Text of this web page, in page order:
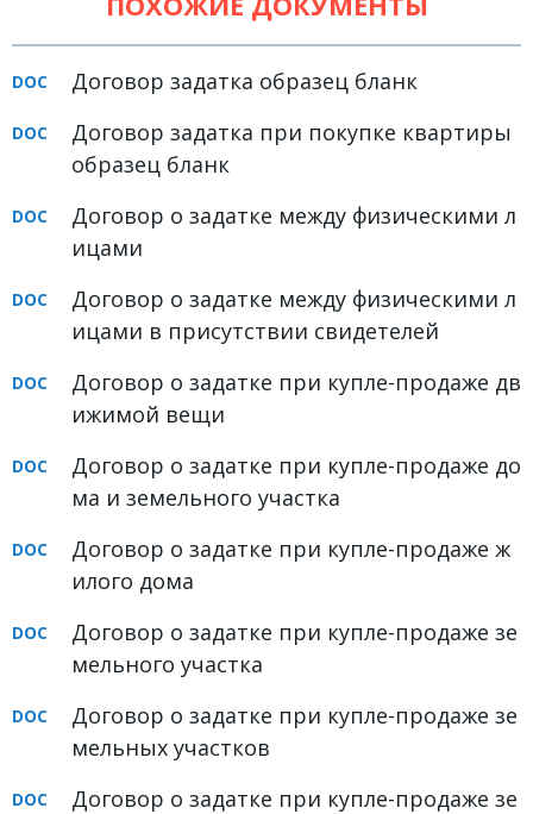
Договор задатка образец бланк
Договор задатка при покупке квартиры
образец бланк
Договор о задатке между физическими л
ицами
Договор о задатке между физическими л
ицами в присутствии свидетелей
Договор о задатке при купле-продаже дв
ижимой вещи
Договор о задатке при купле-продаже до
ма и земельного участка
Договор о задатке при купле-продаже ж
илого дома
Договор о задатке при купле-продаже зе
мельного участка
Договор о задатке при купле-продаже зе
мельных участков
Договор о задатке при купле-продаже зе
Медицинское право
Налоговое право
Семейное право
Трудовое право
Уголовное право
Финансовое право
Юридические новости
ВИДЕО
ФОРУМ
+7 (800) 511-86-74
Для всех регионов РФ